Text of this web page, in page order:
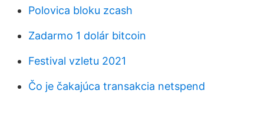
Polovica bloku zcash
Zadarmo 1 dolár bitcoin
Festival vzletu 2021
Čo je čakajúca transakcia netspend